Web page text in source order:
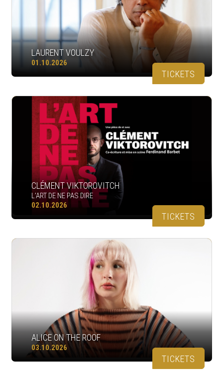
LAURENT VOULZY
01.10.2026
TICKETS
CLÉMENT VIKTOROVITCH
L’ART DE NE PAS DIRE
02.10.2026
TICKETS
ALICE ON THE ROOF
03.10.2026
TICKETS